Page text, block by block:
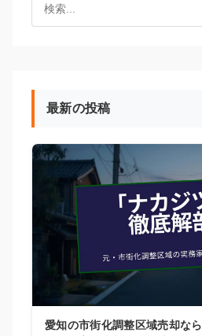
最新の投稿
愛知の市街化調整区域売却な